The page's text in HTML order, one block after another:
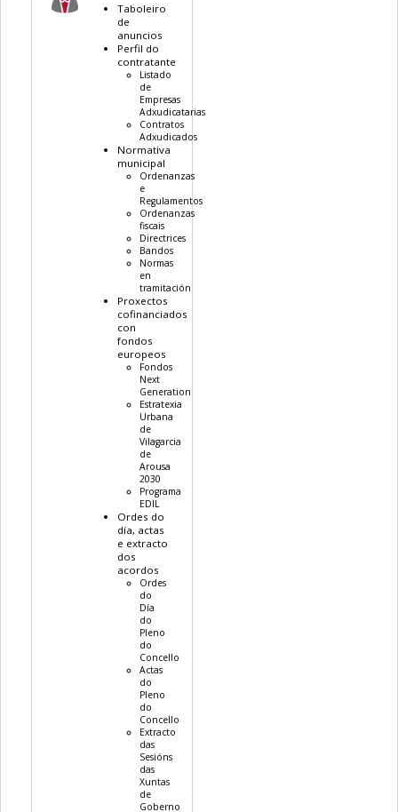
Taboleiro
de
anuncios
Perfil do
contratante
Listado
de
Empresas
Adxudicatarias
Contratos
Adxudicados
Normativa
municipal
Ordenanzas
e
Regulamentos
Ordenanzas
fiscais
Directrices
Bandos
Normas
en
tramitación
Proxectos
cofinanciados
con
fondos
europeos
Fondos
Next
Generation
Estratexia
Urbana
de
Vilagarcia
de
Arousa
2030
Programa
EDIL
Ordes do
día, actas
e extracto
dos
acordos
Ordes
do
Día
do
Pleno
do
Concello
Actas
do
Pleno
do
Concello
Extracto
das
Sesións
das
Xuntas
de
Goberno